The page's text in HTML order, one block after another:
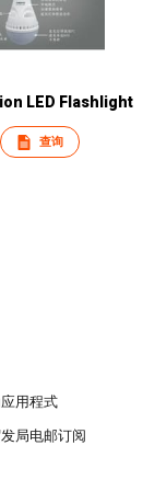
LED Flashlight
查询
用程式
局电邮订阅